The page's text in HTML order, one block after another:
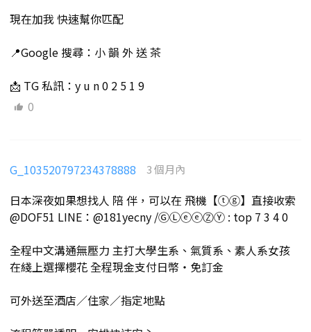
現在加我 快速幫你匹配
📍Google 搜尋：小 韻 外 送 茶
📩 TG 私訊：y u n 0 2 5 1 9
0
G_103520797234378888 3 個月內
日本深夜如果想找人 陪 伴，可以在 飛機【ⓣⓖ】直接收索
@DOF51 LINE：@181yecny /ⒼⓁⓔⓔⓏⓎ : top 7 3 4 0
全程中文溝通無壓力 主打大學生系、氣質系、素人系女孩
在綫上選擇櫻花 全程現金支付日幣・免訂金
可外送至酒店／住家／指定地點